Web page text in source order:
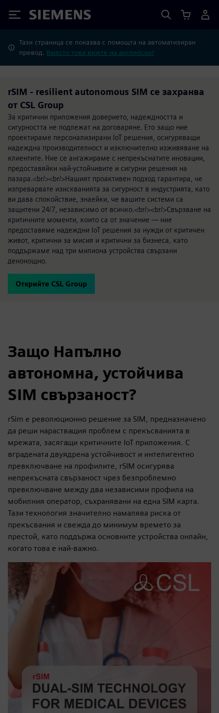
Siemens
Тази страница се показва с помощта на автоматизиран
превод. Вместо това вижте на английски?
rSIM - resilient autonomous SIM се захранва
от CSL Group
За критични приложения доверието, надеждността и
сигурността не подлежат на договаряне. Ето защо ние
проектираме персонализирани IoT решения, осигуряващи
надеждна производителност и изключително изживяване на
клиентите. Ние се ангажираме с непрекъснатите иновации,
предоставяйки най-устойчивите и сигурни решения на
пазара.<br/><br/>Нашият проактивен подход гарантира, че
изпреварвате изискванията за сигурност в индустрията, като
ви дава спокойствие, знаейки, че вашите системи са
защитени 24/7, независимо от всичко.<br/><br/>Свързване на
критичните моменти, които са от значение — ние
предоставяме надеждни IoT решения за нужди от критичен
живот, критични за мисия и критични за бизнеса, като
поддържаме над три милиона устройства свързани
денонощно.
Открийте CSL Group
Защо Напълно
автономна, устойчива
SIM свързаност?
rSim е революционно решение за SIM, предназначено
да реши нарастващия проблем с прекъсванията в
мрежата, засягащи критичните IoT приложения. С
вградената двуядрена устойчивост и интелигентно
превключване на профилите, rSIM осигурява
непрекъсната свързаност чрез безпроблемно
превключване между два независими профила на
мобилния оператор, съхранявани на една SIM карта.
Тази технология значително намалява риска от
прекъсвания и свежда до минимум времето за
престой, като поддържа основните устройства онлайн,
когато това е най-важно.